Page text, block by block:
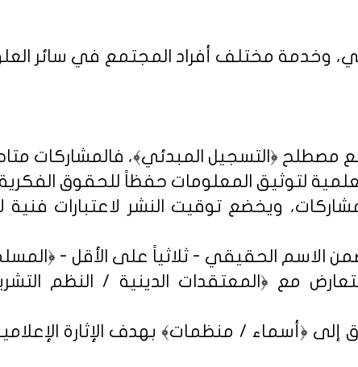
وخدمة مختلف أفراد المجتمع في سائر
ويخضع توقيت النشر لاعتبارات فنية
مع ﴿المعتقدات الدينية / النظم
﴿أسماء / منظمات﴾ بهدف الإثارة الإعلامية